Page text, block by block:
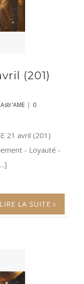
(201)
| 0
21 avril (201)
- Loyauté -
LIRE LA SUITE